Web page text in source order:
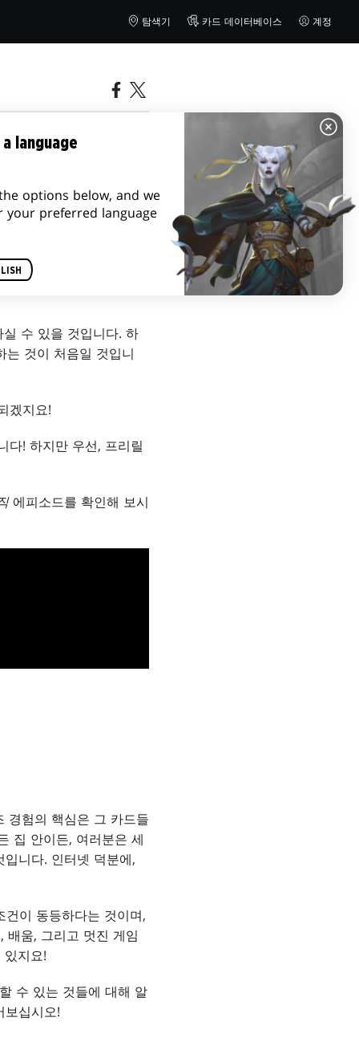
탐색기 카드 데이터베이스 계정
이머
수 있을 것입니다. 하
는 것이 처음일 것입니
겠지요!
다! 하지만 우선, 프리릴
에피소드를 확인해 보시
경험의 핵심은 그 카드들
집 안이든, 여러분은 세
니다. 인터넷 덕분에,
이 동등하다는 것이며,
배움, 그리고 멋진 게임
지요!
수 있는 것들에 대해 알
보십시오!
language
options below, and we
your preferred language